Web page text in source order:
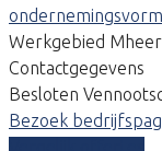
Werkgebied Mheer
Contactgegevens
Besloten
Bezoek